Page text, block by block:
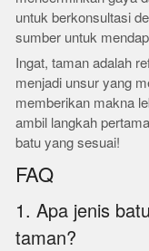
untuk berkonsultasi
sumber untuk
Ingat, taman adalah
menjadi unsur yang
memberikan makna
ambil langkah
batu yang sesuai!
FAQ
1. Apa jenis
taman?